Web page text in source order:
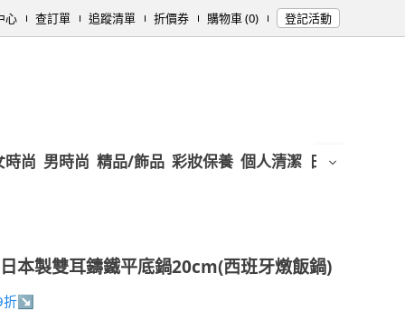
心 查訂單 追蹤清單 折價券 購物車 (0) 登記活動
時尚 男時尚 精品/飾品 彩妝保養 個人清潔 日用/紙品
日本製雙耳鑄鐵平底鍋20cm(西班牙燉飯鍋)
折↘